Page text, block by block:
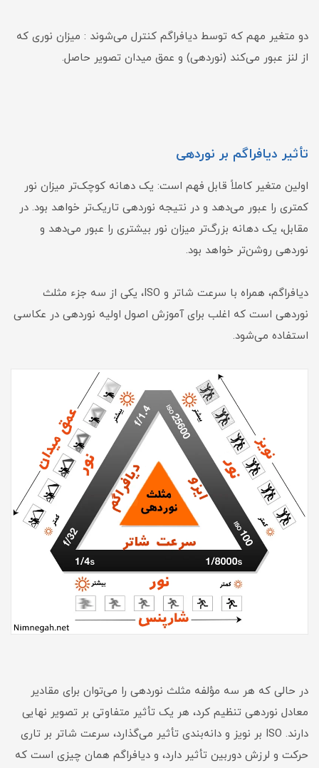
دو متغیر مهم که توسط دیافراگم کنترل می‌شوند : میزان نوری که
از لنز عبور می‌کند (نوردهی) و عمق میدان تصویر حاصل.
تأثیر دیافراگم بر نوردهی
اولین متغیر کاملاً قابل فهم است: یک دهانه کوچک‌تر میزان نور
کمتری را عبور می‌دهد و در نتیجه نوردهی تاریک‌تر خواهد بود. در
مقابل، یک دهانه بزرگ‌تر میزان نور بیشتری را عبور می‌دهد و
نوردهی روشن‌تر خواهد بود.
دیافراگم، همراه با سرعت شاتر و ISO، یکی از سه جزء مثلث
نوردهی است که اغلب برای آموزش اصول اولیه نوردهی در عکاسی
استفاده می‌شود.
در حالی که هر سه مؤلفه مثلث نوردهی را می‌توان برای مقادیر
معادل نوردهی تنظیم کرد، هر یک تأثیر متفاوتی بر تصویر نهایی
دارند. ISO بر نویز و دانه‌بندی تأثیر می‌گذارد، سرعت شاتر بر تاری
حرکت و لرزش دوربین تأثیر دارد، و دیافراگم همان چیزی است که